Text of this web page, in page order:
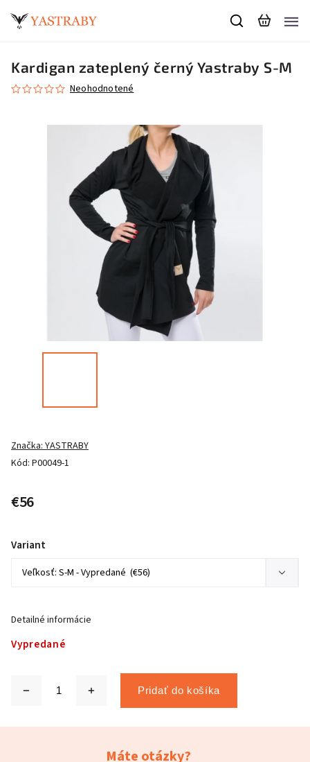
Kardigan zateplený černý Yastraby S-M
Neohodnotené
Kód: P00049-1
Značka:YASTRABY
€56
Vypredané
Variant
Pridať do košíka
Detailné informácie
Máte otázky?